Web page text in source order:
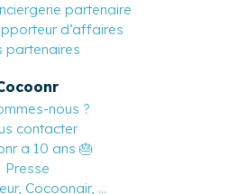
partenaire
d’affaires
partenaires
nous ?
contacter
a 10 ans 🎂
Presse
Cocoonair, ...